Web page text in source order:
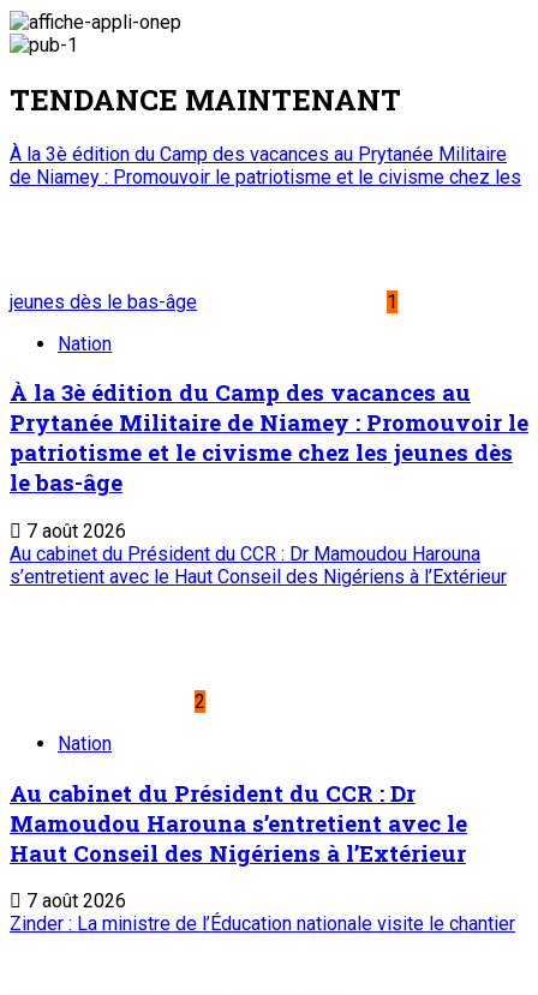
TENDANCE MAINTENANT
À la 3è édition du Camp des vacances au Prytanée Militaire
de Niamey : Promouvoir le patriotisme et le civisme chez les
jeunes dès le bas-âge
1
Nation
À la 3è édition du Camp des vacances au
Prytanée Militaire de Niamey : Promouvoir le
patriotisme et le civisme chez les jeunes dès
le bas-âge
7 août 2026
Au cabinet du Président du CCR : Dr Mamoudou Harouna
s’entretient avec le Haut Conseil des Nigériens à l’Extérieur
2
Nation
Au cabinet du Président du CCR : Dr
Mamoudou Harouna s’entretient avec le
Haut Conseil des Nigériens à l’Extérieur
7 août 2026
Zinder : La ministre de l’Éducation nationale visite le chantier